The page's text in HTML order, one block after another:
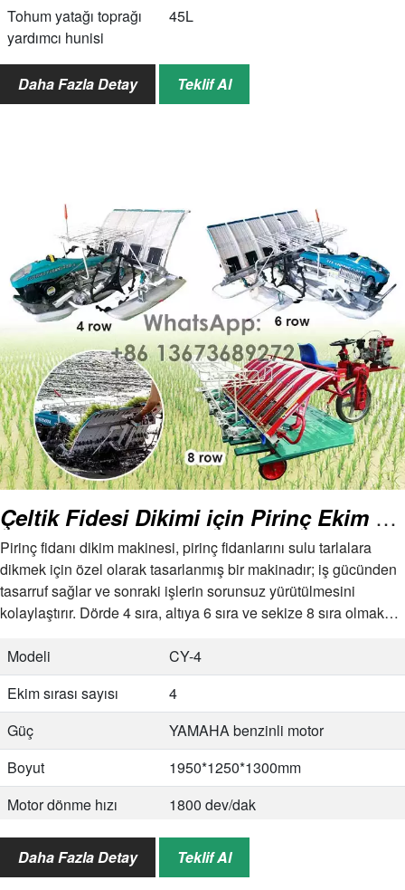
Tohum yatağı toprağı
yardımcı hunisi
45L
Tohum hunisi
30 litre
6830*460*1020mm
Ağırlık
Daha Fazla Detay Teklif Al
Çeltik Fidesi Dikimi için Pirinç Ekim Makinesi
Pirinç fidanı dikim makinesi, pirinç fidanlarını sulu tarlalara
dikmek için özel olarak tasarlanmış bir makinadır; iş gücünden
tasarruf sağlar ve sonraki işlerin sorunsuz yürütülmesini
kolaylaştırır. Dörde 4 sıra, altıya 6 sıra ve sekize 8 sıra olmak
sıra…
Modeli
CY-4
Ekim sırası sayısı
4
Güç
YAMAHA benzinli motor
Boyut
1950*1250*1300mm
Motor dönme hızı
1800 dev/dak
Satırdan Satıra Mesafe
300 mm
Bitkiden Bitkiye
120/140/160/180/210mm
Daha Fazla Detay Teklif Al